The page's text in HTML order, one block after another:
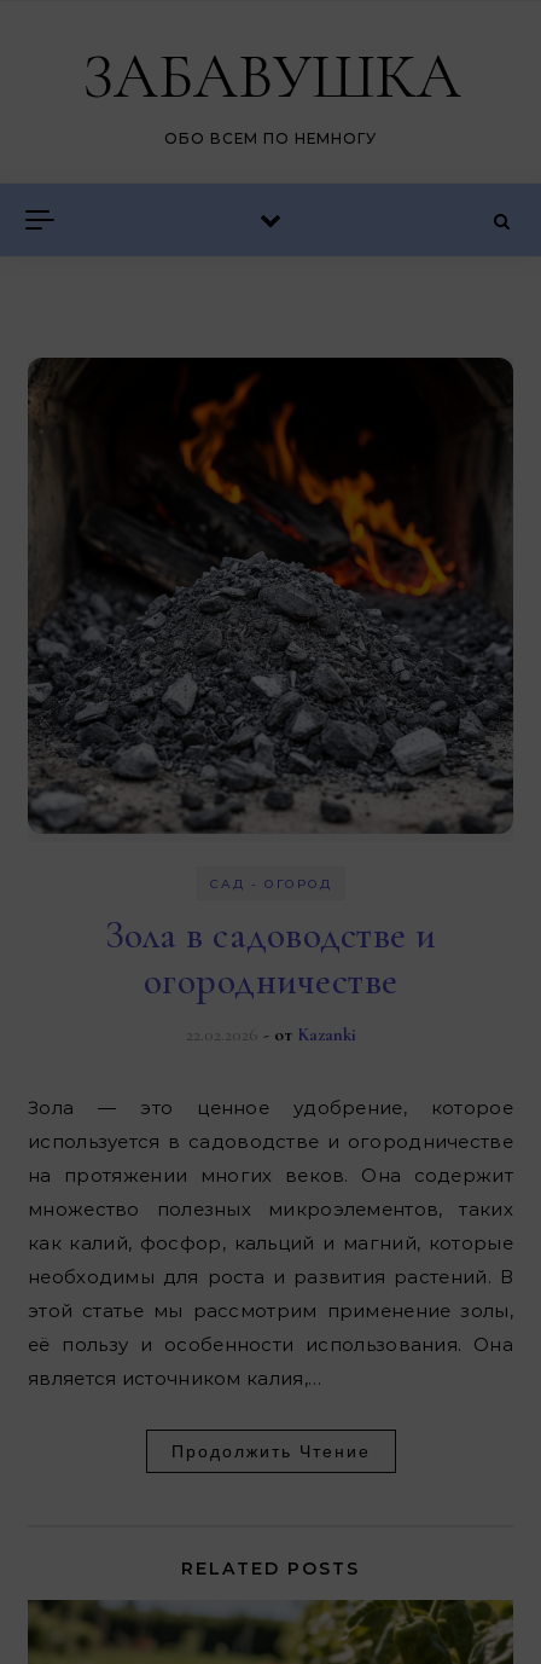
ЗАБАВУШКА
ОБО ВСЕМ ПО НЕМНОГУ
САД - ОГОРОД
Зола в садоводстве и
огородничестве
22.02.2026 - от Kazanki
Зола — это ценное удобрение, которое
используется в садоводстве и огородничестве
на протяжении многих веков. Она содержит
множество полезных микроэлементов, таких
как калий, фосфор, кальций и магний, которые
необходимы для роста и развития растений. В
этой статье мы рассмотрим применение золы,
её пользу и особенности использования. Она
является источником калия,…
Продолжить Чтение
RELATED POSTS